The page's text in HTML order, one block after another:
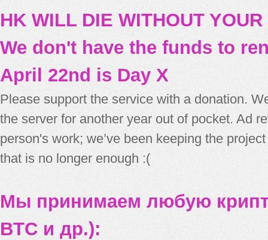
HK WILL DIE WITHOUT
We don't have the funds to
April 22nd is Day X
Please support the service with a donation.
the server for another year out of pocket. Ad
person's work; we’ve been keeping the
that is no longer enough :(
Мы принимаем любую
BTC и др.):